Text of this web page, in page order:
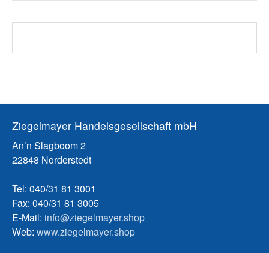
Ziegelmayer Handelsgesellschaft mbH
An’n Slagboom 2
22848 Norderstedt
Tel: 040/31 81 3001
Fax: 040/31 81 3005
E-Mail: info@ziegelmayer.shop
Web: www.ziegelmayer.shop